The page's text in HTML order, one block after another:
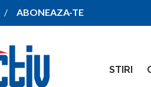
ABONEAZA-TE
STIRI